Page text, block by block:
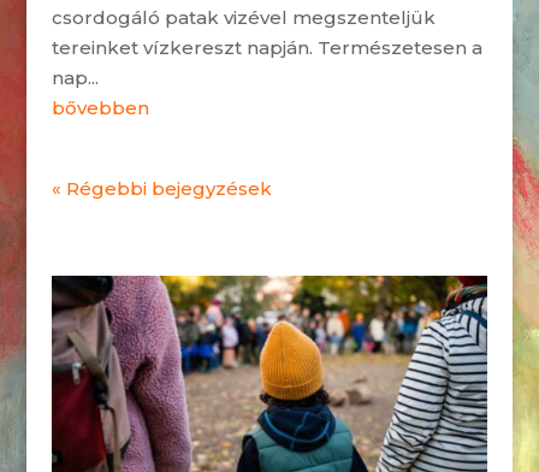
csordogáló patak vizével megszenteljük
tereinket vízkereszt napján. Természetesen a
nap...
bővebben
« Régebbi bejegyzések